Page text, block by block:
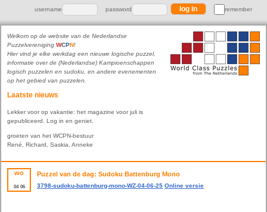
username password remember
Welkom op de website van de Nederlandse
Puzzelvereniging WCPN!
Hier vind je elke werkdag een nieuwe logische puzzel,
informatie over de (Nederlandse) Kampioenschappen
logisch puzzelen en sudoku, en andere evenementen
op het gebied van puzzelen.
Laatste nieuws
Lekker voor op vakantie: het magazine voor juli is
gepubliceerd. Log in en geniet.
groeten van het WCPN-bestuur
René, Richard, Saskia, Anneke
wo
04 06
Puzzel van de dag: Sudoku Battenburg Mono
3798-sudoku-battenburg-mono-WZ-04-06-25 Online versie